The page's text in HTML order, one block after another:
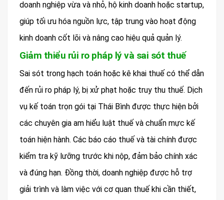
doanh nghiệp vừa và nhỏ, hộ kinh doanh hoặc startup,
giúp tối ưu hóa nguồn lực, tập trung vào hoạt động
kinh doanh cốt lõi và nâng cao hiệu quả quản lý.
Giảm thiểu rủi ro pháp lý và sai sót thuế
Sai sót trong hạch toán hoặc kê khai thuế có thể dẫn
đến rủi ro pháp lý, bị xử phạt hoặc truy thu thuế. Dịch
vụ kế toán trọn gói tại Thái Bình được thực hiện bởi
các chuyên gia am hiểu luật thuế và chuẩn mực kế
toán hiện hành. Các báo cáo thuế và tài chính được
kiểm tra kỹ lưỡng trước khi nộp, đảm bảo chính xác
và đúng hạn. Đồng thời, doanh nghiệp được hỗ trợ
giải trình và làm việc với cơ quan thuế khi cần thiết,